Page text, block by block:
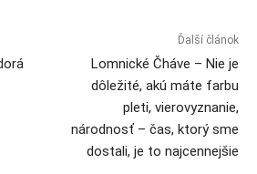
Ďalší článok
Lomnické Čháve – Nie je
dôležité, akú máte farbu
pleti, vierovyznanie,
národnosť – čas, ktorý sme
dostali, je to najcennejšie